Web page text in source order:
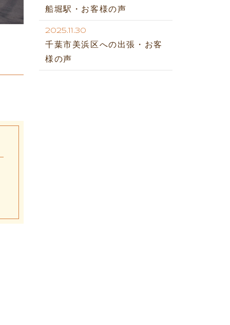
船堀駅・お客様の声
2025.11.30
千葉市美浜区への出張・お客
様の声